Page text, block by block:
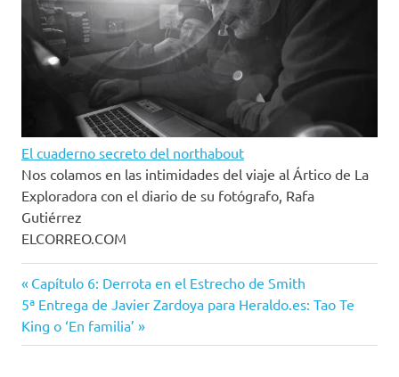
El cuaderno secreto del northabout
Nos colamos en las intimidades del viaje al Ártico de La
Exploradora con el diario de su fotógrafo, Rafa
Gutiérrez
ELCORREO.COM
Navegación
de
Entrada
anterior:
Capítulo 6: Derrota en el Estrecho de Smith
Siguiente
entrada:
5ª Entrega de Javier Zardoya para Heraldo.es: Tao Te
King o ‘En familia’